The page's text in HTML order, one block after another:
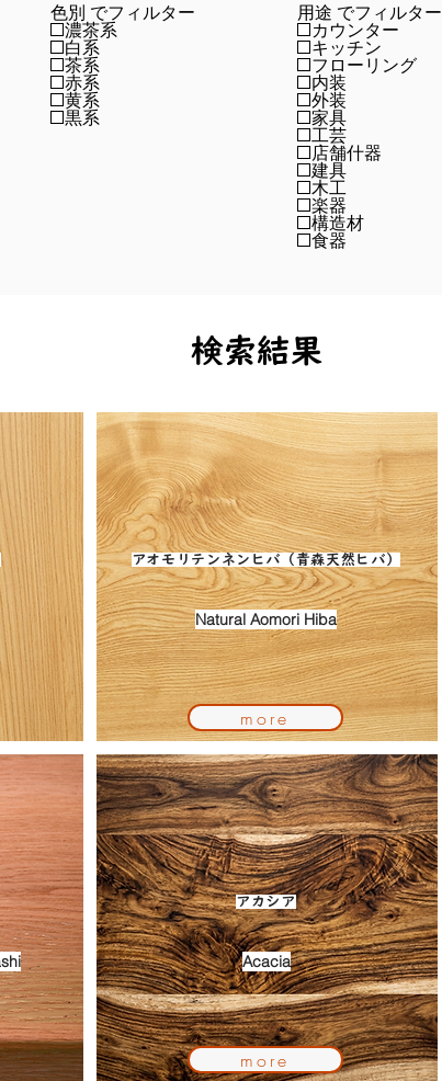
色別 でフィルター
濃茶系
白系
茶系
赤系
黄系
黒系
用途 でフィルター
カウンター
キッチン
フローリング
内装
外装
家具
工芸
店舗什器
建具
木工
楽器
構造材
食器
検索結果
アオモリテンネンヒバ（青森天然ヒバ）
Natural Aomori Hiba
more
アカシア
Acacia
more